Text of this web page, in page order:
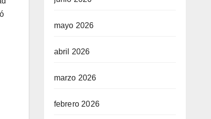
mayo 2026
abril 2026
marzo 2026
febrero 2026